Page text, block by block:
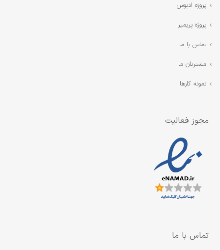
پروژه ادیوس
پروژه پریمیر
تماس با ما
مشتریان ما
نمونه کارها
مجوز فعالیت
تماس با ما